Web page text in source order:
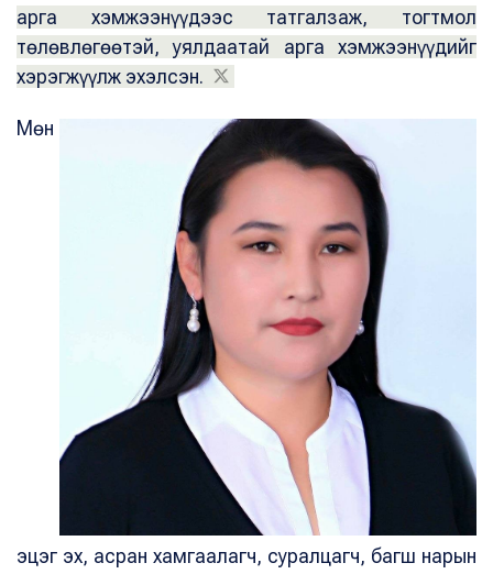
арга хэмжээнүүдээс татгалзаж, тогтмол
төлөвлөгөөтэй, уялдаатай арга хэмжээнүүдийг
хэрэгжүүлж эхэлсэн.
Мөн
эцэг эх, асран хамгаалагч, суралцагч, багш нарын